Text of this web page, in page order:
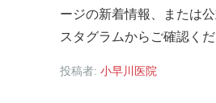
ージの新着情報、または
スタグラムからご確認くだ
投稿者: 小早川医院